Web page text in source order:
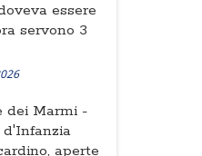
essere
servono 3
dei Marmi -
d'Infanzia
aperte